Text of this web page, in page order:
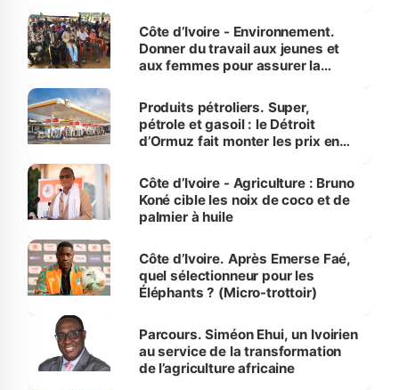
Côte d’Ivoire - Environnement.
Donner du travail aux jeunes et
aux femmes pour assurer la
menacées
Produits pétroliers. Super,
pétrole et gasoil : le Détroit
d’Ormuz fait monter les prix en
Côte d’Ivoire - Agriculture : Bruno
Koné cible les noix de coco et de
palmier à huile
Côte d’Ivoire. Après Emerse Faé,
quel sélectionneur pour les
Éléphants ? (Micro-trottoir)
Parcours. Siméon Ehui, un Ivoirien
au service de la transformation
de l’agriculture africaine